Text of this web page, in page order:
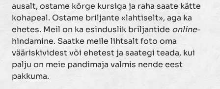
ausalt, ostame kõrge kursiga ja raha saate kätte
kohapeal. Ostame briljante «lahtiselt», aga ka
ehetes. Meil on ka esinduslik briljantide online-
hindamine. Saatke meile lihtsalt foto oma
vääriskividest või ehetest ja saategi teada, kui
palju on meie pandimaja valmis nende eest
pakkuma.